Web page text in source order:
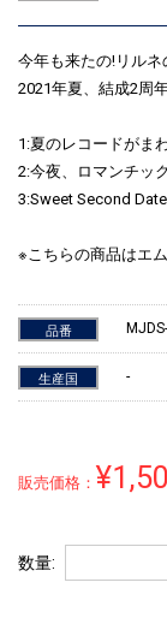
今年も来たの!リルネ
2021年夏、結成2周
1:夏のレコードがま
2:今夜、ロマンチッ
3:Sweet Second Date
※こちらの商品はエム
品番
生産国 -
販売価格：
数量